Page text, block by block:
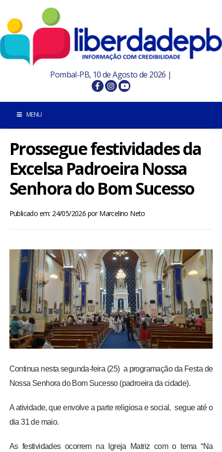
Pombal-PB, 10 de Agosto de 2026 |
MENU
POMBAL E REGIÃO
BRASIL
MUNDO
ESPORTES
ENTRETENIMENTO
ENQUETE
TV LPB
COLUNISTAS
Prossegue festividades da
Excelsa Padroeira Nossa
Senhora do Bom Sucesso
Publicado em: 24/05/2026 porMarcelino Neto
Continua nesta segunda-feira (25) a programação da Festa de
Nossa Senhora do Bom Sucesso (padroeira da cidade).
A atividade, que envolve a parte religiosa e social, segue até o
dia 31 de maio.
As festividades ocorrem na Igreja Matriz com o tema “Na